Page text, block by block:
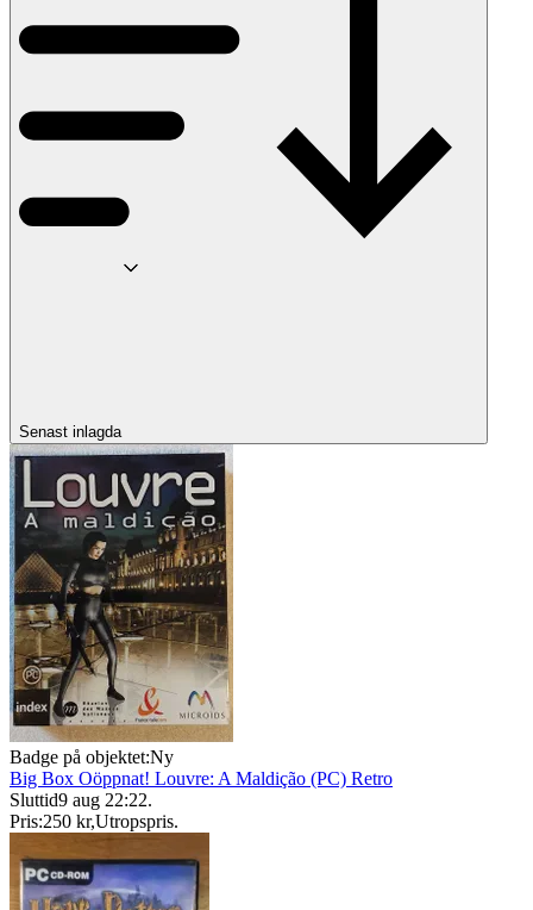
Senast inlagda
Badge på objektet:Ny
Big Box Oöppnat! Louvre: A Maldição (PC) Retro
Sluttid9 aug 22:22.
Pris:250 kr,Utropspris.